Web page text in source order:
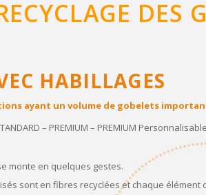
DES
HABILLAGES
ayant un volume de gobelets
– PREMIUM – PREMIUM
monte en quelques gestes.
sont en fibres recyclées et chaque élément